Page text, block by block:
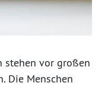
stehen vor großen
Die Menschen